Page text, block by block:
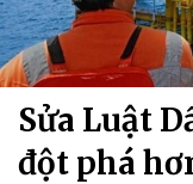
Sửa Luật
đột phá